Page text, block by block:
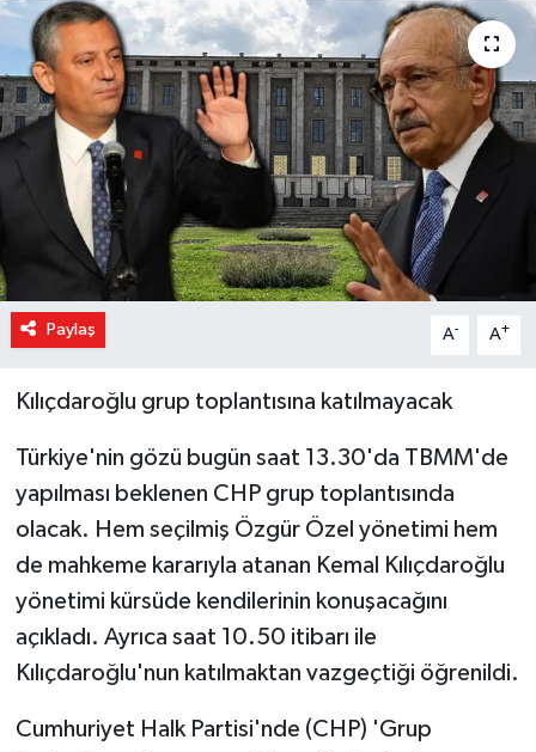
Paylaş A- A+
Kılıçdaroğlu grup toplantısına katılmayacak
Türkiye'nin gözü bugün saat 13.30'da TBMM'de
yapılması beklenen CHP grup toplantısında
olacak. Hem seçilmiş Özgür Özel yönetimi hem
de mahkeme kararıyla atanan Kemal Kılıçdaroğlu
yönetimi kürsüde kendilerinin konuşacağını
açıkladı. Ayrıca saat 10.50 itibarı ile
Kılıçdaroğlu'nun katılmaktan vazgeçtiği öğrenildi.
Cumhuriyet Halk Partisi'nde (CHP) 'Grup
Özel Haber
Sağlık
Siyaset
Son Dakika
Spor